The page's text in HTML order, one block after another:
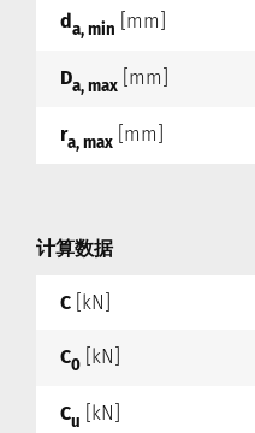
da, min [mm]
Da, max [mm]
ra, max [mm]
计算数据
C [kN]
C0 [kN]
Cu [kN]